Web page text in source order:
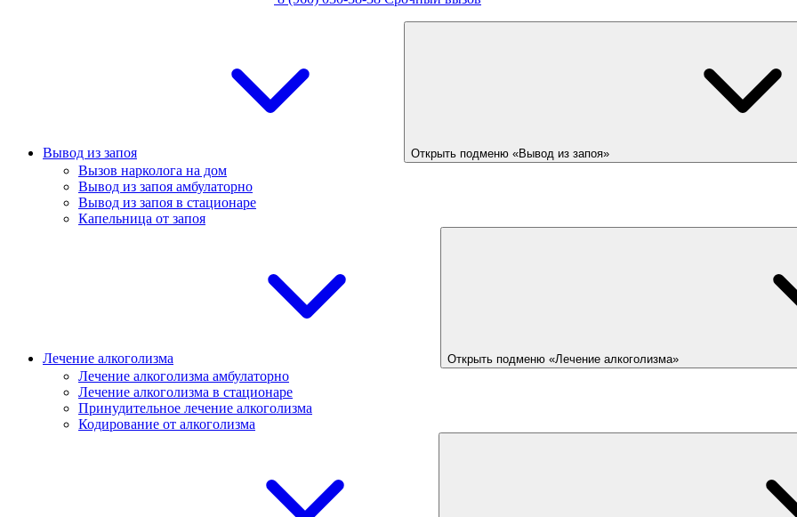
Вывод из запоя Открыть подменю «Вывод из запоя»
Вызов нарколога на дом
Вывод из запоя амбулаторно
Вывод из запоя в стационаре
Капельница от запоя
Лечение алкоголизма Открыть подменю «Лечение алкоголизма»
Лечение алкоголизма амбулаторно
Лечение алкоголизма в стационаре
Принудительное лечение алкоголизма
Кодирование от алкоголизма